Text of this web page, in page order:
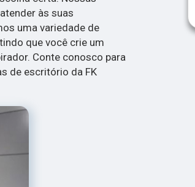
às suas
uma variedade de
que você crie um
Conte conosco para
de escritório da FK